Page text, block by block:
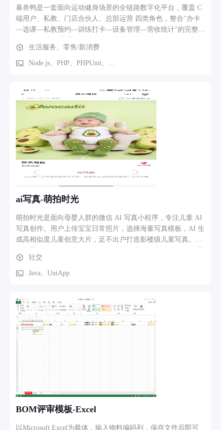
提供会话管理、订单管理、配送单管理、评价管理及对话记录
查看，实现全流程运营监控。问诊结束后，随访机器人Agent根
据诊断结论自动生成个性化随访计划，定时推送复诊提醒与健
康指导，形成诊后延续性管理闭环。 四端通过处方状态流转与
会话状态流转串联，AI智能体贯穿分诊、问诊、诊断、审方、
随访全链路，构建从诊前到诊后的智能化诊疗服务闭环。
暴兽鸭是一套面向运动健身场景的全链路数字化平台，覆盖 C
端用户、私教、门店合伙人、总部运营 四类角色，整合"办卡
—选课—私教预约—训练打卡—设备管理—营收统计"的完整业
教练的连接依赖人工排课、器械设备分散难以远程化、门店经
营数据与会员行为数据割裂。暴兽鸭围绕这些痛点，将会员业
用户端小程序：会员办卡、门店活动浏览、私教预约、训练计
划、运动打卡、器械指南、优惠券与订单管理 教练端小程序：
预约确认、排课日历、训练计划编排、学员数据看板、订单与
提现 合伙人/门店端小程序：智能设备远程控制、门店订单与
营收统计、用户管理、告警处理 运营管理后台：设备与实例管
理、用户与权限分配、门店绑定、告警监控、数据看板 AI 智
能客服：基于知识库的自动问答模块 数据大屏：会员卡销售、
GMV、月订单量、门店排行可视化 业务流程路径： 用户：进
→ 预约时间 → 训练打卡 → 课后评价 教练：收到预约通知 →
确认排课 → 制定训练计划 → 上课签到 → 学员反馈 → 收入提
现 合伙人：远程控制门店设备开关 → 接收告警 → 查看实时营
收/订单 → 管理会员 → 处理反馈 总部：门店与设备实例绑定
→ 管理员权限分配 → 数据监控 → 营销活动配置 → 财务对账
生活服务、零售/新消费
Node.js、PHP、PHPUnit、...
ai写真-萌拍时光
萌拍时光是面向母婴人群的微信 AI 写真小程序，专注儿童 AI
写真创作。用户上传宝宝日常照片，选择海量写真模板，AI 生
成高相似度儿童创意大片，足不出户打造影楼级儿童写真。产
作品管理、图片分享、套餐充值功能，持续上新国风、周岁、
生日、童话等儿童主题模板，满足家长记录孩子成长、社交晒
社交
Java、UniApp
BOM评审模板-Excel
以Microsoft Excel为载体，输入物料编码列，保存文件后即可